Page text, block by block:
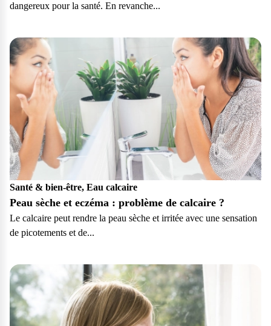
dangereux pour la santé. En revanche...
Santé & bien-être, Eau calcaire
Peau sèche et eczéma : problème de calcaire ?
Le calcaire peut rendre la peau sèche et irritée avec une sensation
de picotements et de...